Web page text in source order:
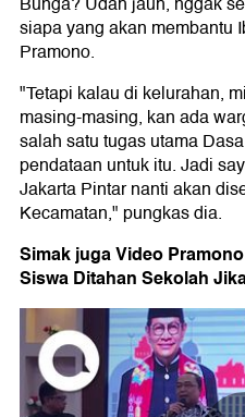
siapa yang akan membantu
Pramono.
"Tetapi kalau di kelurahan,
masing-masing, kan ada
salah satu tugas utama
pendataan untuk itu. Jadi
Jakarta Pintar nanti akan
Kecamatan," pungkas dia.
Simak juga Video
Siswa Ditahan Sekolah